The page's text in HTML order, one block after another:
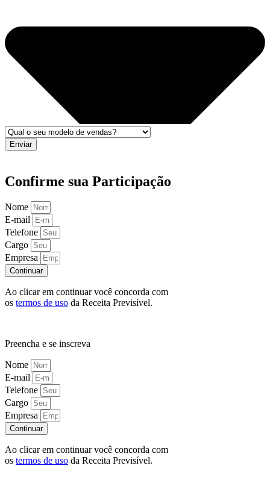
Enviar
Confirme sua Participação
Nome
E-mail
Telefone
Cargo
Empresa
Continuar
Ao clicar em continuar você concorda com
os termos de uso da Receita Previsível.
Preencha e se inscreva
Nome
E-mail
Telefone
Cargo
Empresa
Continuar
Ao clicar em continuar você concorda com
os termos de uso da Receita Previsível.